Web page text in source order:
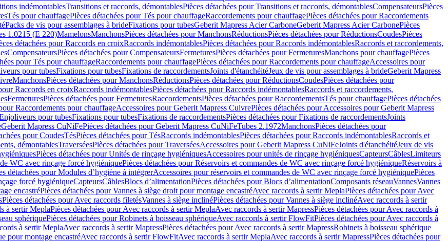
indémontablesTransitions et raccords, démontablesPièces détachées pour Transitions et raccords, démontablesCompensateursPièces
Tés pour chauffagePièces détachées pour Tés pour chauffageRaccordements pour chauffagePièces détachées pour Raccordements
Packs de vis pour assemblages à brideFixations pour tubesGeberit Mapress Acier CarboneGeberit Mapress Acier CarbonePièces
1.0215 (E 220)MamelonsManchonsPièces détachées pour ManchonsRéductionsPièces détachées pour RéductionsCoudesPièces
détachées pour Raccords en croixRaccords indémontablesPièces détachées pour Raccords indémontablesRaccords et raccordements,
CompensateursPièces détachées pour CompensateursFermeturesPièces détachées pour FermeturesManchons pour chauffagePièces
pour Tés pour chauffageRaccordements pour chauffagePièces détachées pour Raccordements pour chauffageAccessoires pour
pour tubesFixations pour tubesFixations de raccordementsJoints d'étanchéitéJeux de vis pour assemblages à brideGeberit Mapress
ManchonsPièces détachées pour ManchonsRéductionsPièces détachées pour RéductionsCoudesPièces détachées pour
Raccords en croixRaccords indémontablesPièces détachées pour Raccords indémontablesRaccords et raccordements,
FermeturesPièces détachées pour FermeturesRaccordementsPièces détachées pour RaccordementsTés pour chauffagePièces détachées
Raccordements pour chauffageAccessoires pour Geberit Mapress CuivrePièces détachées pour Accessoires pour Geberit Mapress
pour tubesFixations pour tubesFixations de raccordementsPièces détachées pour Fixations de raccordementsJoints
Geberit Mapress CuNiFePièces détachées pour Geberit Mapress CuNiFeTubes 2.1972ManchonsPièces détachées pour
pour CoudesTésPièces détachées pour TésRaccords indémontablesPièces détachées pour Raccords indémontablesRaccords et
démontablesTraverséesPièces détachées pour TraverséesAccessoires pour Geberit Mapress CuNiFeJoints d'étanchéitéJeux de vis
Pièces détachées pour Unités de rinçage hygiéniquesAccessoires pour unités de rinçage hygiéniquesCapteursCâblesLimiteurs
WC avec rinçage forcé hygiéniquePièces détachées pour Réservoirs et commandes de WC avec rinçage forcé hygiéniqueRéservoirs à
détachées pour Modules d’hygiène à intégrerAccessoires pour réservoirs et commandes de WC avec rinçage forcé hygiéniquePièces
forcé hygiéniqueCapteursCâblesBlocs d’alimentationPièces détachées pour Blocs d’alimentationComposants réseauVannesVannes
encastréPièces détachées pour Vannes à siège droit pour montage encastréAvec raccords à sertir MeplaPièces détachées pour Avec
Pièces détachées pour Avec raccords filetésVannes à siège inclinéPièces détachées pour Vannes à siège inclinéAvec raccords à sertir
à sertir MeplaPièces détachées pour Avec raccords à sertir MeplaAvec raccords à sertir MapressPièces détachées pour Avec raccords à
sphériquePièces détachées pour Robinets à boisseau sphériqueAvec raccords à sertir FlowFitPièces détachées pour Avec raccords à
à sertir MeplaAvec raccords à sertir MapressPièces détachées pour Avec raccords à sertir MapressRobinets à boisseau sphérique
pour montage encastréAvec raccords à sertir FlowFitAvec raccords à sertir MeplaAvec raccords à sertir MapressPièces détachées pour